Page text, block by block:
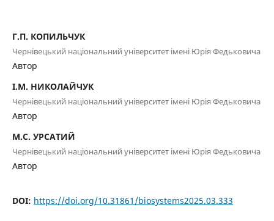
Г.П. КОПИЛЬЧУК
Чернівецький національний університет імені Юрія Федьковича
Автор
І.М. НИКОЛАЙЧУК
Чернівецький національний університет імені Юрія Федьковича
Автор
М.С. УРСАТИЙ
Чернівецький національний університет імені Юрія Федьковича
Автор
DOI: https://doi.org/10.31861/biosystems2025.03.333